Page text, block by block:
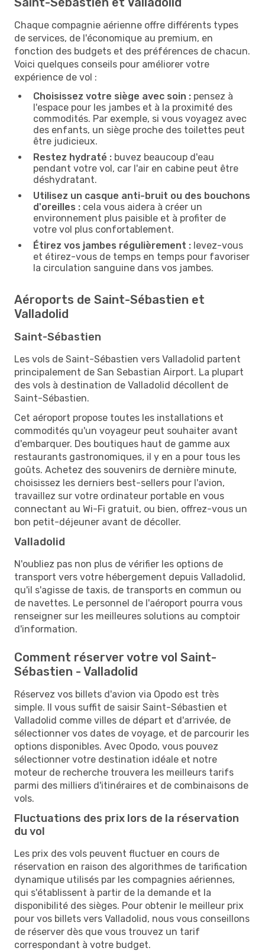
Chaque compagnie aérienne offre différents types
de services, de l'économique au premium, en
fonction des budgets et des préférences de chacun.
Voici quelques conseils pour améliorer votre
expérience de vol :
Choisissez votre siège avec soin : pensez à
l'espace pour les jambes et à la proximité des
commodités. Par exemple, si vous voyagez avec
des enfants, un siège proche des toilettes peut
être judicieux.
Restez hydraté : buvez beaucoup d'eau
pendant votre vol, car l'air en cabine peut être
déshydratant.
Utilisez un casque anti-bruit ou des bouchons
d'oreilles : cela vous aidera à créer un
environnement plus paisible et à profiter de
votre vol plus confortablement.
Étirez vos jambes régulièrement : levez-vous
et étirez-vous de temps en temps pour favoriser
la circulation sanguine dans vos jambes.
Aéroports de Saint-Sébastien et
Valladolid
Saint-Sébastien
Les vols de Saint-Sébastien vers Valladolid partent
principalement de San Sebastian Airport. La plupart
des vols à destination de Valladolid décollent de
Saint-Sébastien.
Cet aéroport propose toutes les installations et
commodités qu'un voyageur peut souhaiter avant
d'embarquer. Des boutiques haut de gamme aux
restaurants gastronomiques, il y en a pour tous les
goûts. Achetez des souvenirs de dernière minute,
choisissez les derniers best-sellers pour l'avion,
travaillez sur votre ordinateur portable en vous
connectant au Wi-Fi gratuit, ou bien, offrez-vous un
bon petit-déjeuner avant de décoller.
Valladolid
N'oubliez pas non plus de vérifier les options de
transport vers votre hébergement depuis Valladolid,
qu'il s'agisse de taxis, de transports en commun ou
de navettes. Le personnel de l'aéroport pourra vous
renseigner sur les meilleures solutions au comptoir
d'information.
Comment réserver votre vol Saint-
Sébastien - Valladolid
Réservez vos billets d'avion via Opodo est très
simple. Il vous suffit de saisir Saint-Sébastien et
Valladolid comme villes de départ et d'arrivée, de
sélectionner vos dates de voyage, et de parcourir les
options disponibles. Avec Opodo, vous pouvez
sélectionner votre destination idéale et notre
moteur de recherche trouvera les meilleurs tarifs
parmi des milliers d'itinéraires et de combinaisons de
vols.
Fluctuations des prix lors de la réservation
du vol
Les prix des vols peuvent fluctuer en cours de
réservation en raison des algorithmes de tarification
dynamique utilisés par les compagnies aériennes,
qui s'établissent à partir de la demande et la
disponibilité des sièges. Pour obtenir le meilleur prix
pour vos billets vers Valladolid, nous vous conseillons
de réserver dès que vous trouvez un tarif
correspondant à votre budget.